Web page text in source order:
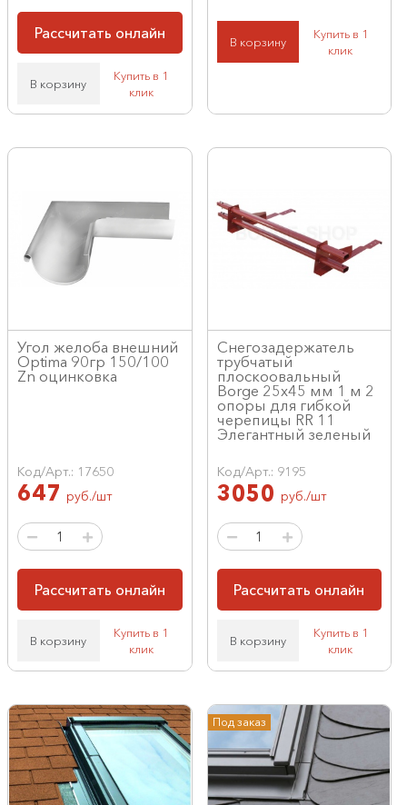
Рассчитать онлайн
В корзину
Купить в 1
клик
В корзину
Купить в 1
клик
Угол желоба внешний
Optima 90гр 150/100
Zn оцинковка
Код/Арт.: 17650
647 руб./шт
Рассчитать онлайн
В корзину
Купить в 1
клик
Снегозадержатель
трубчатый
плоскоовальный
Borge 25х45 мм 1 м 2
опоры для гибкой
черепицы RR 11
Элегантный зеленый
Код/Арт.: 9195
3050 руб./шт
Рассчитать онлайн
В корзину
Купить в 1
клик
Под заказ